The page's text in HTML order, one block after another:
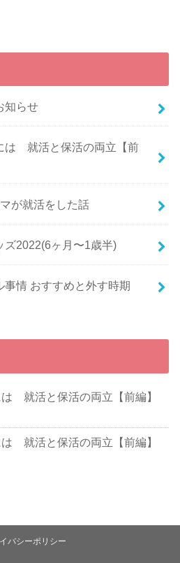
知らせ
は 就活と保活の両立【前
が就活をした話
ズ2022(6ヶ月〜1歳半)
情 おすすめと外す時期
就活と保活の両立【前編】
就活と保活の両立【前編】
バシーポリシー